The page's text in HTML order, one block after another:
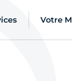
Votre